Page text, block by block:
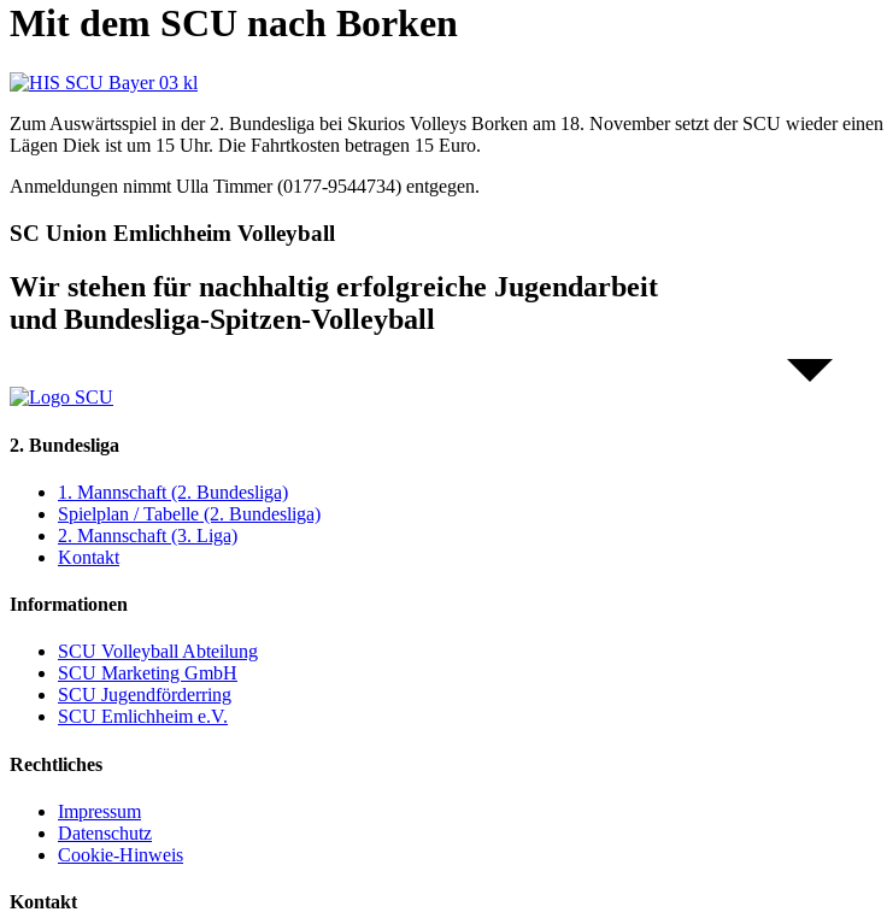
Mit dem SCU nach Borken
Zum Auswärtsspiel in der 2. Bundesliga bei Skurios Volleys Borken am 18. November setzt der SCU wieder
Lägen Diek ist um 15 Uhr. Die Fahrtkosten betragen 15 Euro.
Anmeldungen nimmt Ulla Timmer (0177-9544734) entgegen.
SC Union Emlichheim Volleyball
Wir stehen für nachhaltig erfolgreiche Jugendarbeit
und Bundesliga-Spitzen-Volleyball
2. Bundesliga
1. Mannschaft (2. Bundesliga)
Spielplan / Tabelle (2. Bundesliga)
2. Mannschaft (3. Liga)
Kontakt
Informationen
SCU Volleyball Abteilung
SCU Marketing GmbH
SCU Jugendförderring
SCU Emlichheim e.V.
Rechtliches
Impressum
Datenschutz
Cookie-Hinweis
Kontakt